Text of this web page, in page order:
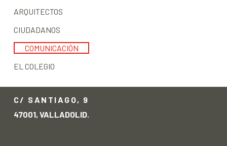
ARQUITECTOS
CIUDADANOS
COMUNICACIÓN
EL COLEGIO
C/ SANTIAGO, 9
47001, VALLADOLID.